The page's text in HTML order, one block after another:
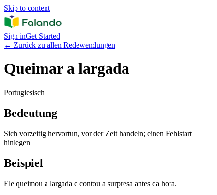
Skip to content
Sign inGet Started
← Zurück zu allen Redewendungen
Queimar a largada
Portugiesisch
Bedeutung
Sich vorzeitig hervortun, vor der Zeit handeln; einen Fehlstart
hinlegen
Beispiel
Ele queimou a largada e contou a surpresa antes da hora.